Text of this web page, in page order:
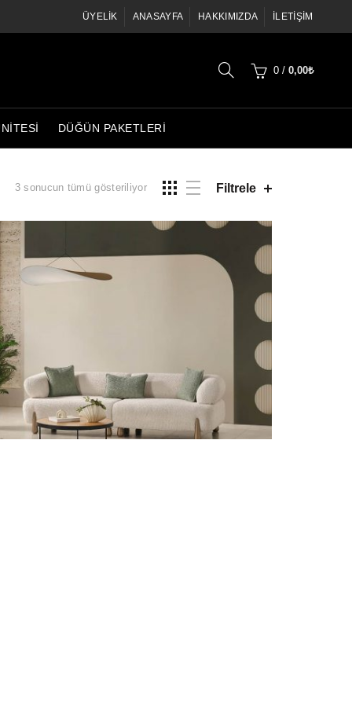
ÜYELIK ANASAYFA HAKKIMIZDA İLETIŞIM
0 / 0,00₺
DÜĞÜN PAKETLERI
3 sonucun tümü gösteriliyorFiyata
sıralandı:
yüksekten
Filtrele